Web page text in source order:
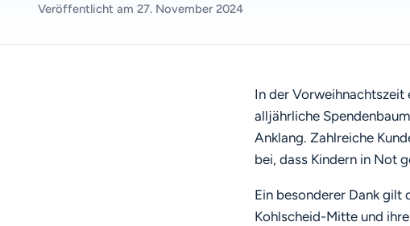
Veröffentlicht am 27. November 2024
In der Vorweihnachtszeit
alljährliche
Anklang. Zahlreiche
bei, dass Kindern in Not
Ein besonderer Dank gilt
Kohlscheid-Mitte und